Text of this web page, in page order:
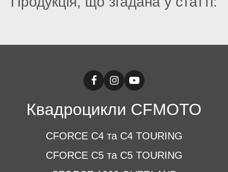
Квадроцикли CFMOTO
CFORCE C4 та C4 TOURING
CFORCE C5 та C5 TOURING